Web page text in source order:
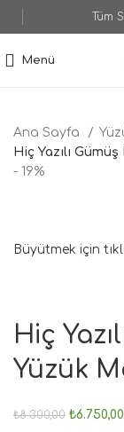
Tüm
Menü
Ana Sayfa
Hiç Yazılı
- 19%
Büyütmek için
Hiç
Yüzük
₺8.300,00 ₺6.750,00